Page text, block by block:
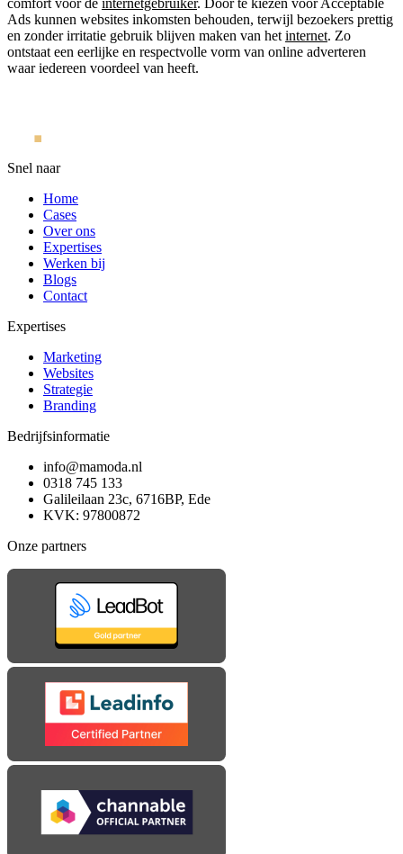
Ads kunnen websites inkomsten behouden, terwijl bezoekers prettig
en zonder irritatie gebruik blijven maken van het internet. Zo
ontstaat een eerlijke en respectvolle vorm van online adverteren
waar iedereen voordeel van heeft.
Snel naar
Home
Cases
Over ons
Expertises
Werken bij
Blogs
Contact
Expertises
Marketing
Websites
Strategie
Branding
Bedrijfsinformatie
info@mamoda.nl
0318 745 133
Galileilaan 23c, 6716BP, Ede
KVK: 97800872
Onze partners